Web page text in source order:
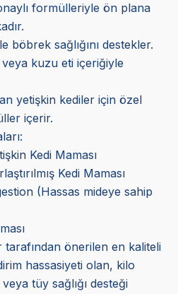
formülleriyle ön plana
böbrek sağlığını destekler.
kuzu eti içeriğiyle
yetişkin kediler için özel
içerir.
Kedi Maması
Kedi Maması
(Hassas mideye sahip
tarafından önerilen en kaliteli
hassasiyeti olan, kilo
tüy sağlığı desteği